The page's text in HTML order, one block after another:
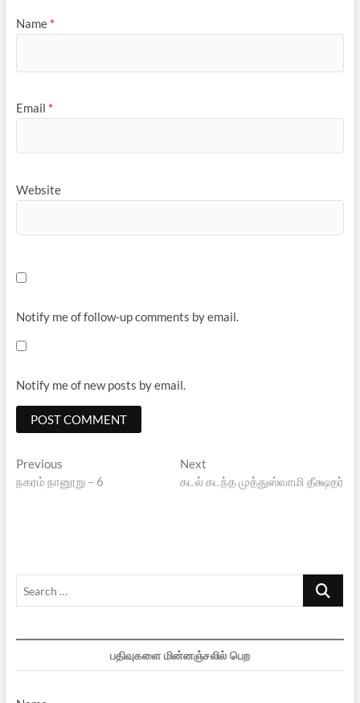
Name *
Email *
Website
Notify me of follow-up comments by email.
Notify me of new posts by email.
Post
navigation
PreviousPrevious
post:
நகரம் நானூறு – 6
Next
post:
கடல் கடந்த முத்துஸ்வாமி தீக்ஷதர்
Search
பதிவுகளை மின்னஞ்சலில் பெற